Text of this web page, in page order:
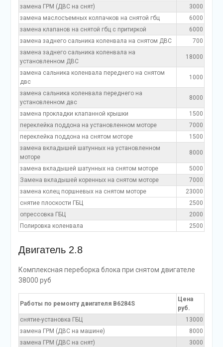
замена ГРМ (ДВС на снят)
3000
замена маслосъемных колпачков на снятой гбц
6000
замена клапанов на снятой гбц с притиркой
6000
замена заднего сальника коленвала на снятом ДВС
700
замена заднего сальника коленвала на
установленном ДВС
18000
замена сальника коленвала переднего на снятом
двс
1000
замена сальника коленвала переднего на
установленном двс
8000
замена прокладки клапанной крышки
1500
переклейка поддона на установленном моторе
7000
переклейка поддона на снятом моторе
1500
замена вкладышей шатунных на установленном
моторе
8000
замена вкладышей шатунных на снятом моторе
5000
Замена вкладышей коренных на снятом моторе
7000
замена колец поршневых на снятом моторе
23000
снятие плоскости ГБЦ
2500
опрессовка ГБЦ
2000
Полировка коленвала
2500
Двигатель 2.8
Комплексная переборка блока при снятом двигателе
38000 руб
Работы по ремонту двигателя B6284S
Цена
руб.
снятие-установка ГБЦ
13000
замена ГРМ (ДВС на машине)
8000
замена ГРМ (ДВС на снят)
3000